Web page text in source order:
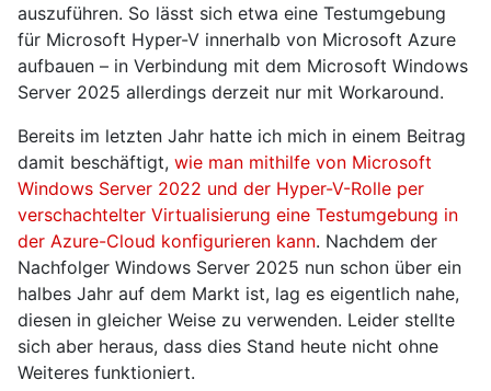
auszuführen. So lässt sich etwa eine Testumgebung
für Microsoft Hyper-V innerhalb von Microsoft Azure
aufbauen – in Verbindung mit dem Microsoft Windows
Server 2025 allerdings derzeit nur mit Workaround.
Bereits im letzten Jahr hatte ich mich in einem Beitrag
damit beschäftigt, wie man mithilfe von Microsoft
Windows Server 2022 und der Hyper-V-Rolle per
verschachtelter Virtualisierung eine Testumgebung in
der Azure-Cloud konfigurieren kann. Nachdem der
Nachfolger Windows Server 2025 nun schon über ein
halbes Jahr auf dem Markt ist, lag es eigentlich nahe,
diesen in gleicher Weise zu verwenden. Leider stellte
sich aber heraus, dass dies Stand heute nicht ohne
Weiteres funktioniert.